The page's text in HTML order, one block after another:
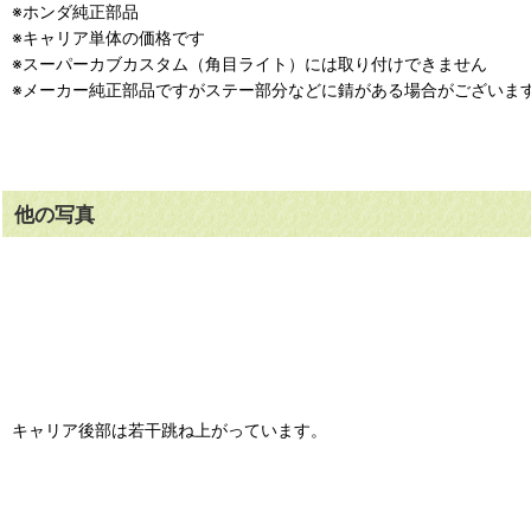
※ホンダ純正部品
※キャリア単体の価格です
※スーパーカブカスタム（角目ライト）には取り付けできません
※メーカー純正部品ですがステー部分などに錆がある場合がございま
他の写真
キャリア後部は若干跳ね上がっています。